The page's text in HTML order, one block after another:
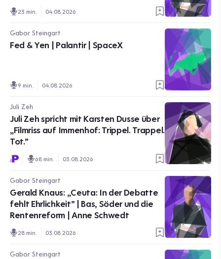
23 min. 04.08.2026
Gabor Steingart
Fed & Yen | Palantir | SpaceX
9 min. 04.08.2026
Juli Zeh
Juli Zeh spricht mit Karsten Dusse über
„Filmriss auf Immenhof: Trippel. Trappel.
Tot.”
68 min. 03.08.2026
Gabor Steingart
Gerald Knaus: „Ceuta: In der Debatte
fehlt Ehrlichkeit” | Bas, Söder und die
Rentenreform | Anne Schwedt
28 min. 03.08.2026
Gabor Steingart